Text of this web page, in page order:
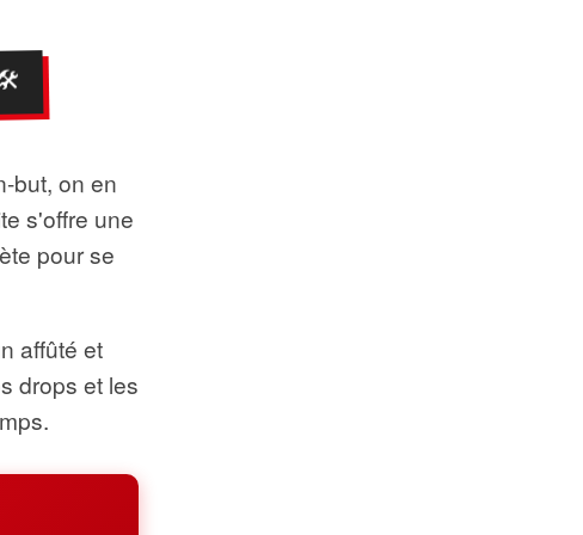
but, on en
s'offre une
pour se
affûté et
drops et les